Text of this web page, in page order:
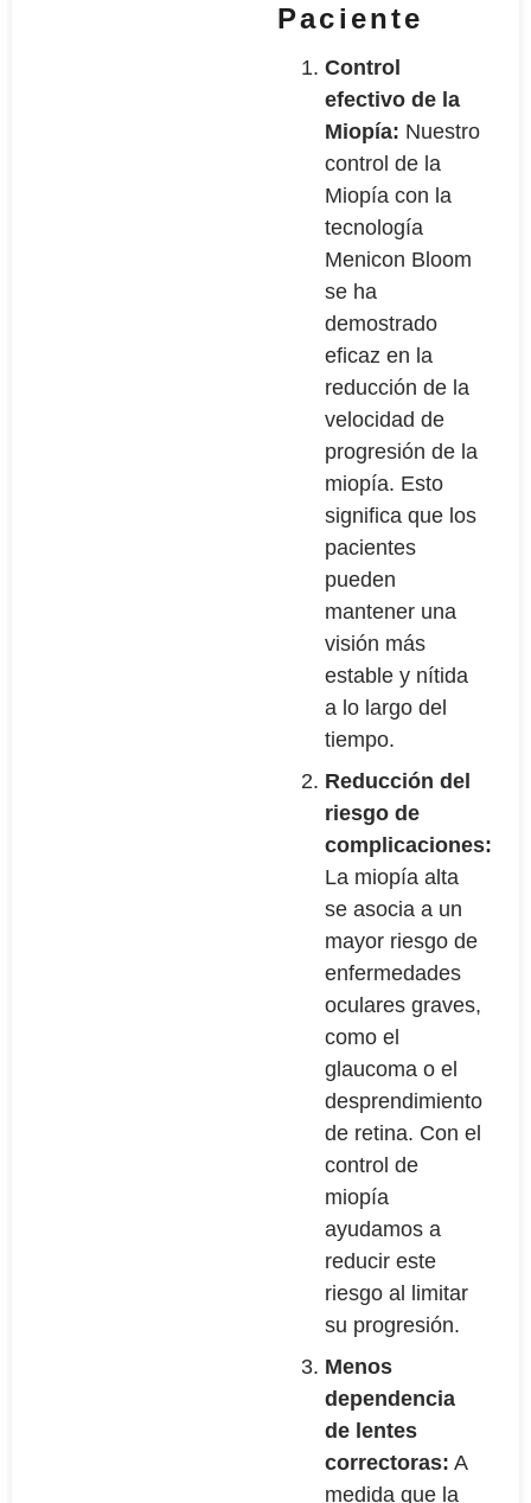
Paciente
Control
efectivo de la
Miopía: Nuestro
control de la
Miopía con la
tecnología
Menicon Bloom
se ha
demostrado
eficaz en la
reducción de la
velocidad de
progresión de la
miopía. Esto
significa que los
pacientes
pueden
mantener una
visión más
estable y nítida
a lo largo del
tiempo.
Reducción del
riesgo de
complicaciones:
La miopía alta
se asocia a un
mayor riesgo de
enfermedades
oculares graves,
como el
glaucoma o el
desprendimiento
de retina. Con el
control de
miopía
ayudamos a
reducir este
riesgo al limitar
su progresión.
Menos
dependencia
de lentes
correctoras: A
medida que la